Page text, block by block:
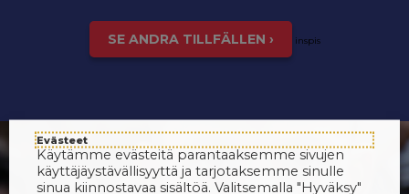
SE ANDRA TILLFÄLLEN › inspis
Evästeet
Käytämme evästeitä parantaaksemme sivujen
käyttäjäystävällisyyttä ja tarjotaksemme sinulle
sinua kiinnostavaa sisältöä. Valitsemalla "Hyväksy"